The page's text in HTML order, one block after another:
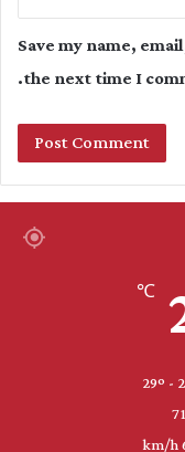
Save my name,
the next time I
℃